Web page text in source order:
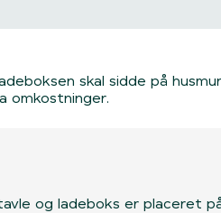
skal sidde på
omkostninger.
og ladeboks er placeret